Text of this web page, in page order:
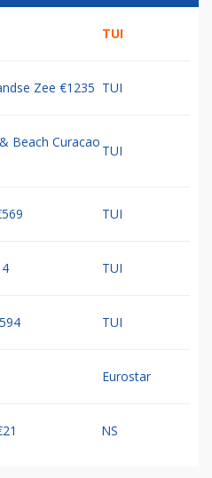
TUI
Zee €1235 TUI
Beach Curacao
TUI
TUI
TUI
TUI
Eurostar
NS